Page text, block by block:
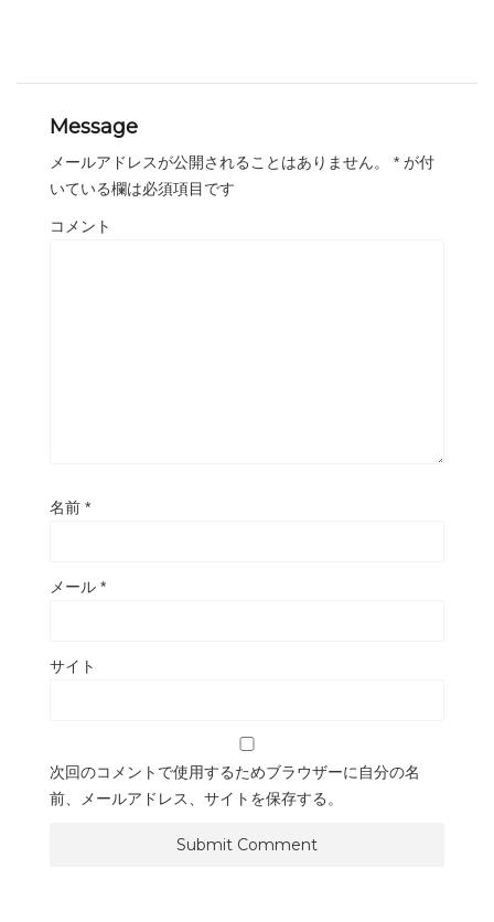
Message
メールアドレスが公開されることはありません。 * が付
いている欄は必須項目です
コメント
名前 *
メール *
サイト
次回のコメントで使用するためブラウザーに自分の名
前、メールアドレス、サイトを保存する。